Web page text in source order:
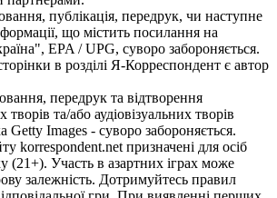
публікація, передрук, чи наступне
що містить посилання на
EPA / UPG, суворо забороняється.
в розділі Я-Корреспондент є автор
передрук та відтворення
творів та/або аудіовізуальних творів
Getty Images - суворо забороняється.
korrespondent.net призначені для осіб
(21+). Участь в азартних іграх може
залежність. Дотримуйтесь правил